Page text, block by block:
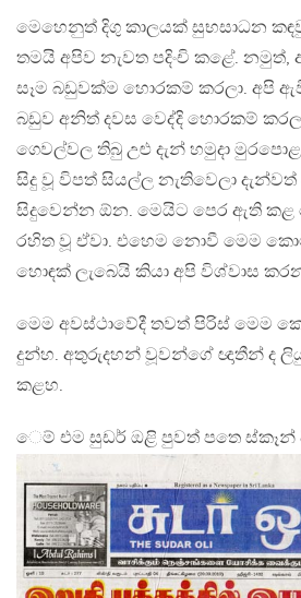
මෙහෙනුත් දිගු කාලයක් සුභසාධන
තමයි අපිව නැවත පදිංචි කළේ. නමුත්,
සෑම බඩුවක්ම හොරකම් කරලා. අපි
බඩුව අනිත් දවස වෙද්දි හොරකම්
ගෙවල්වල තිබු උළු දැන් හමුදා
සිදු වූ විපත් සියල්ල නැතිවෙලා
සිදුවෙන්න ඕන. මෙයිට පෙර ඇති
රහිත වූ ඒවා. එහෙම නොවී මෙම
හොඳක් ලැබෙයි කියා අපි විශ්වාස
මෙම අවස්ථාවේදී තවත් පිරිස් මෙම
දුන්හ. අතුරුදහන් වූවන්ගේ ඥාතීන් ද
කළහ.
ෙම් එම සුඩර් ඔළි පුවත් පතෙ ස්කෑන්